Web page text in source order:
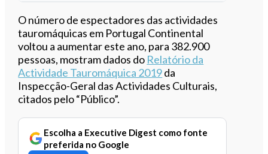
Ouvir este artigo
O número de espectadores das actividades
tauromáquicas em Portugal Continental
voltou a aumentar este ano, para 382.900
pessoas, mostram dados do Relatório da
Actividade Tauromáquica 2019da
Inspecção-Geral das Actividades Culturais,
citados pelo “Público”.
Escolha a Executive Digest como fonte
preferida no Google